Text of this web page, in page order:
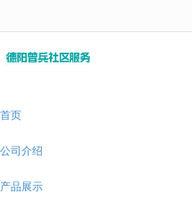
首页
公司介绍
产品展示